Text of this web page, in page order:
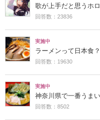
歌が上手だと思うホ
回答数：23836
実施中
ラーメンって日本食
回答数：19630
実施中
神奈川県で一番うま
回答数：8502